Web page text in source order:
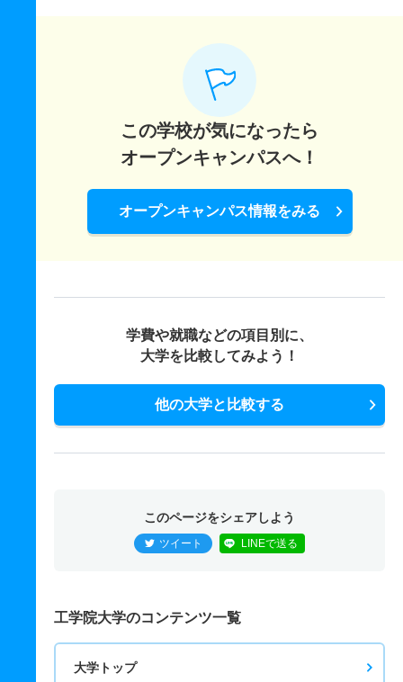
この学校が気になったら
オープンキャンパスへ！
オープンキャンパス情報をみる
学費や就職などの項目別に、
大学を比較してみよう！
他の大学と比較する
このページをシェアしよう
ツイート LINEで送る
工学院大学のコンテンツ一覧
大学トップ